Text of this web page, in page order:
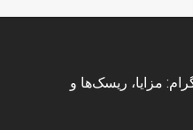
مزایا، ریسک‌ها و